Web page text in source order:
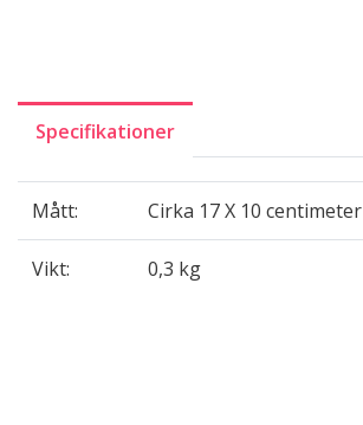
Specifikationer
Mått: Cirka 17 X 10 centimeter
Vikt: 0,3 kg